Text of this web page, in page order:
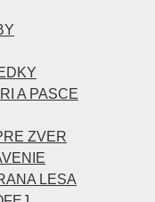
A PASCE
ZVER
LESA